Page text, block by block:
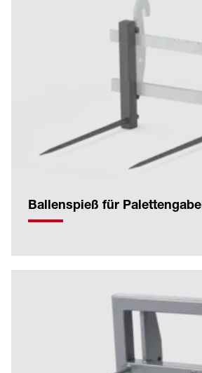
Ballenspieß für Palettengabel